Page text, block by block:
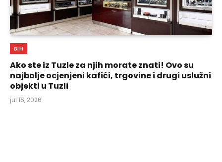
BIH
Ako ste iz Tuzle za njih morate znati! Ovo su
najbolje ocjenjeni kafići, trgovine i drugi uslužni
objekti u Tuzli
jul 16, 2026